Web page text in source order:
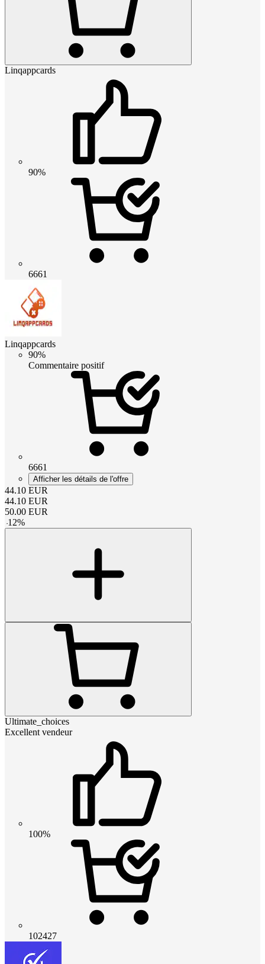
Linqappcards
90%
6661
Linqappcards
90%
Commentaire positif
6661
Afficher les détails de l'offre
44.10 EUR
44.10 EUR
50.00 EUR
-12%
Ultimate_choices
Excellent vendeur
100%
102427